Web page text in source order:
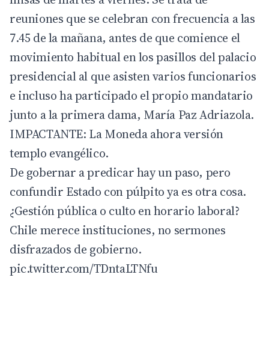
reuniones que se celebran con frecuencia a las
7.45 de la mañana, antes de que comience el
movimiento habitual en los pasillos del palacio
presidencial al que asisten varios funcionarios
e incluso ha participado el propio mandatario
junto a la primera dama, María Paz Adriazola.
IMPACTANTE: La Moneda ahora versión
templo evangélico.
De gobernar a predicar hay un paso, pero
confundir Estado con púlpito ya es otra cosa.
¿Gestión pública o culto en horario laboral?
Chile merece instituciones, no sermones
disfrazados de gobierno.
pic.twitter.com/TDntaLTNfu